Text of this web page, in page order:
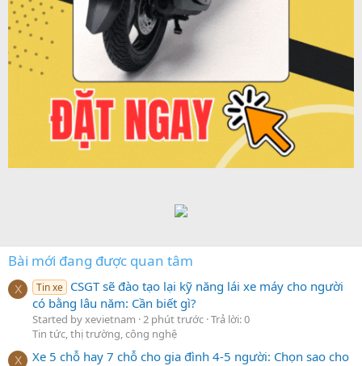
Bài mới đang được quan tâm
X Tin xe CSGT sẽ đào tạo lại kỹ năng lái xe máy cho người
có bằng lâu năm: Cần biết gì?
Started by xevietnam 2 phút trước Trả lời: 0
Tin tức, thị trường, công nghệ
X
Xe 5 chỗ hay 7 chỗ cho gia đình 4-5 người: Chọn sao cho